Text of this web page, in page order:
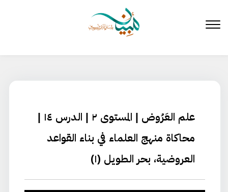
المحتوى
علم العَرُوض | المستوى ٢ | الدرس ١٤ |
محاكاة منهج العلماء في بناء القواعد
العروضية، بحر الطويل (١)